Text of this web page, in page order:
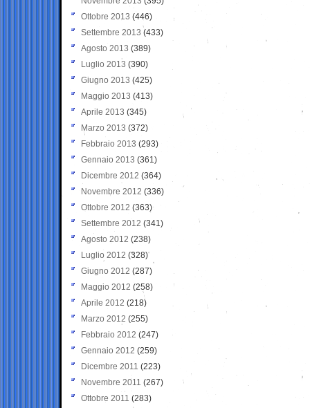
Ottobre 2013 (446)
Settembre 2013 (433)
Agosto 2013 (389)
Luglio 2013 (390)
Giugno 2013 (425)
Maggio 2013 (413)
Aprile 2013 (345)
Marzo 2013 (372)
Febbraio 2013 (293)
Gennaio 2013 (361)
Dicembre 2012 (364)
Novembre 2012 (336)
Ottobre 2012 (363)
Settembre 2012 (341)
Agosto 2012 (238)
Luglio 2012 (328)
Giugno 2012 (287)
Maggio 2012 (258)
Aprile 2012 (218)
Marzo 2012 (255)
Febbraio 2012 (247)
Gennaio 2012 (259)
Dicembre 2011 (223)
Novembre 2011 (267)
Ottobre 2011 (283)